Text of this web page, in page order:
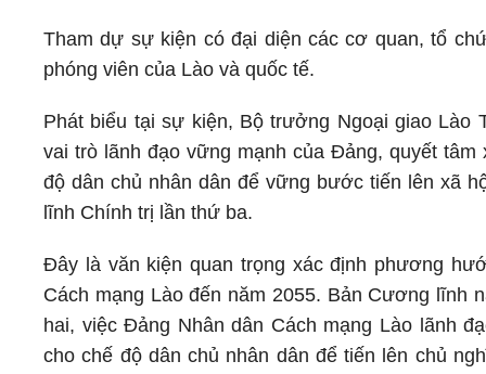
Tham dự sự kiện có đại diện các cơ quan, tổ
phóng viên của Lào và quốc tế.
Phát biểu tại sự kiện, Bộ trưởng Ngoại giao Lào
vai trò lãnh đạo vững mạnh của Đảng, quyết
độ dân chủ nhân dân để vững bước tiến lên xã
lĩnh Chính trị lần thứ ba.
Đây là văn kiện quan trọng xác định phương
Cách mạng Lào đến năm 2055. Bản Cương lĩnh
hai, việc Đảng Nhân dân Cách mạng Lào lãnh
cho chế độ dân chủ nhân dân để tiến lên chủ